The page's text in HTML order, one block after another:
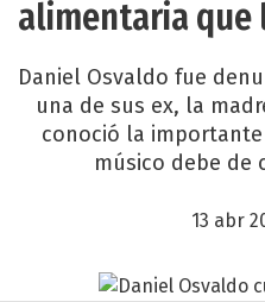
alimentaria que
Daniel Osvaldo fue
una de sus ex, la
conoció la
músico debe de
13 abr